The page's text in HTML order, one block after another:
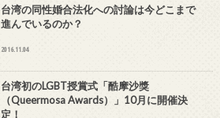
台湾の同性婚合法化への討論は今どこまで
進んでいるのか？
2016.11.04
台湾初のLGBT授賞式「酷摩沙獎
（Queermosa Awards）」10月に開催決
定！